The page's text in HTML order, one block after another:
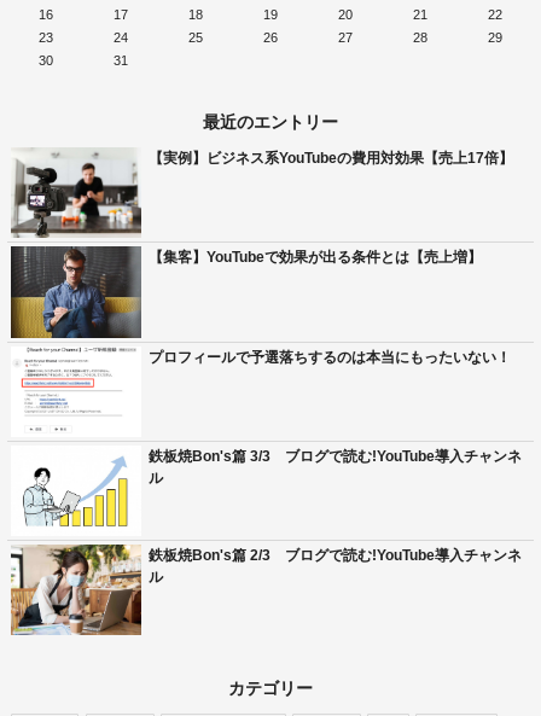
16
17 18 19 20 21
22
23
24 25 26 27 28
29
30
31
最近のエントリー
【実例】ビジネス系YouTubeの費用対効果【売上17倍】
【集客】YouTubeで効果が出る条件とは【売上増】
プロフィールで予選落ちするのは本当にもったいない！
鉄板焼Bon's篇 3/3 ブログで読む!YouTube導入チャンネ
ル
鉄板焼Bon's篇 2/3 ブログで読む!YouTube導入チャンネ
ル
カテゴリー